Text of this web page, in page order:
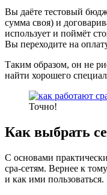
Вы даёте тестовый
сумма своя) и
использует и поймёт
Вы переходите на
Таким образом, он не
найти хорошего
Точно!
Как выбрать
С основами
сра-сетям. Вернее к
и как ими пользоваться.